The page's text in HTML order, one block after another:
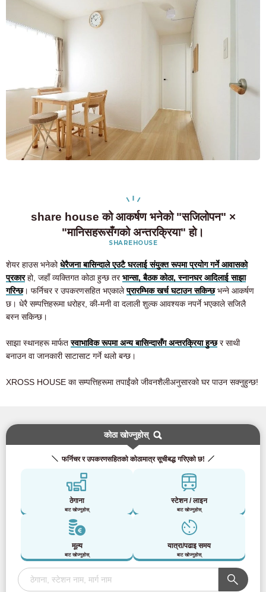
share house को आकर्षण भनेको "सजिलोपन" ×
"मानिसहरूसँगको अन्तरक्रिया" हो।
SHAREHOUSE
शेयर हाउस भनेकोधेरैजना बासिन्दाले एउटै घरलाई संयुक्त रूपमा प्रयोग गर्ने आवासको
प्रकारहो, जहाँ व्यक्तिगत कोठा हुन्छ तरभान्सा, बैठक कोठा, स्नानघर आदिलाई साझा
गरिन्छ। फर्निचर र उपकरणसहित भएकालेप्रारम्भिक खर्च घटाउन सकिन्छभन्ने आकर्षण
छ। धेरै सम्पत्तिहरूमा धरोहर, की-मनी वा दलाली शुल्क आवश्यक नपर्ने भएकाले सजिलै
बस्न सकिन्छ।
साझा स्थानहरू मार्फतस्वाभाविक रूपमा अन्य बासिन्दासँग अन्तरक्रिया हुन्छर साथी
बनाउन वा जानकारी साटासाट गर्ने थलो बन्छ।
XROSS HOUSE का सम्पत्तिहरूमा तपाईंको जीवनशैलीअनुसारको घर पाउन सक्नुहुन्छ!
कोठा खोज्नुहोस्
फर्निचर र उपकरणसहितको कोठामात्र सूचीबद्ध गरिएको छ!
ठेगाना
बाट खोज्नुहोस्
स्टेशन / लाइन
बाट खोज्नुहोस्
मूल्य
बाट खोज्नुहोस्
यात्रा/पढाइ समय
बाट खोज्नुहोस्